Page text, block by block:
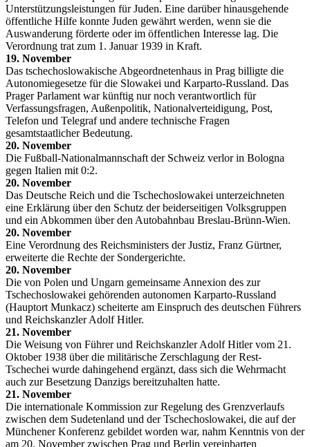
Unterstützungsleistungen für Juden. Eine darüber hinausgehende
öffentliche Hilfe konnte Juden gewährt werden, wenn sie die
Auswanderung förderte oder im öffentlichen Interesse lag. Die
Verordnung trat zum 1. Januar 1939 in Kraft.
19. November
Das tschechoslowakische Abgeordnetenhaus in Prag billigte die
Autonomiegesetze für die Slowakei und Karparto-Russland. Das
Prager Parlament war künftig nur noch verantwortlich für
Verfassungsfragen, Außenpolitik, Nationalverteidigung, Post,
Telefon und Telegraf und andere technische Fragen
gesamtstaatlicher Bedeutung.
20. November
Die Fußball-Nationalmannschaft der Schweiz verlor in Bologna
gegen Italien mit 0:2.
20. November
Das Deutsche Reich und die Tschechoslowakei unterzeichneten
eine Erklärung über den Schutz der beiderseitigen Volksgruppen
und ein Abkommen über den Autobahnbau Breslau-Brünn-Wien.
20. November
Eine Verordnung des Reichsministers der Justiz, Franz Gürtner,
erweiterte die Rechte der Sondergerichte.
20. November
Die von Polen und Ungarn gemeinsame Annexion des zur
Tschechoslowakei gehörenden autonomen Karparto-Russland
(Hauptort Munkacz) scheiterte am Einspruch des deutschen Führers
und Reichskanzler Adolf Hitler.
21. November
Die Weisung von Führer und Reichskanzler Adolf Hitler vom 21.
Oktober 1938 über die militärische Zerschlagung der Rest-
Tschechei wurde dahingehend ergänzt, dass sich die Wehrmacht
auch zur Besetzung Danzigs bereitzuhalten hatte.
21. November
Die internationale Kommission zur Regelung des Grenzverlaufs
zwischen dem Sudetenland und der Tschechoslowakei, die auf der
Münchener Konferenz gebildet worden war, nahm Kenntnis von der
am 20. November zwischen Prag und Berlin vereinbarten